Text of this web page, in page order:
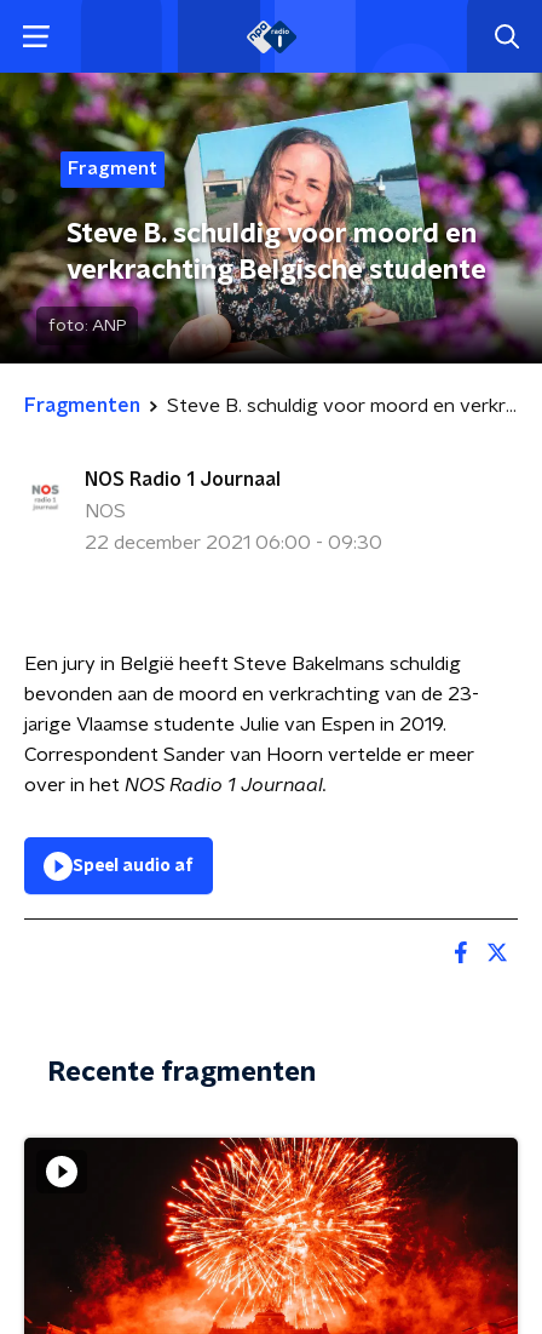
Fragment
Steve B. schuldig voor moord en
verkrachting Belgische studente
foto: ANP
Fragmenten Steve B. schuldig voor moord en verkrachting Belgische studente
NOS Radio 1 Journaal
NOS
22 december 2021 06:00 - 09:30
Een jury in België heeft Steve Bakelmans schuldig
bevonden aan de moord en verkrachting van de 23-
jarige Vlaamse studente Julie van Espen in 2019.
Correspondent Sander van Hoorn vertelde er meer
over in het NOS Radio 1 Journaal.
Speel audio af
Recente fragmenten